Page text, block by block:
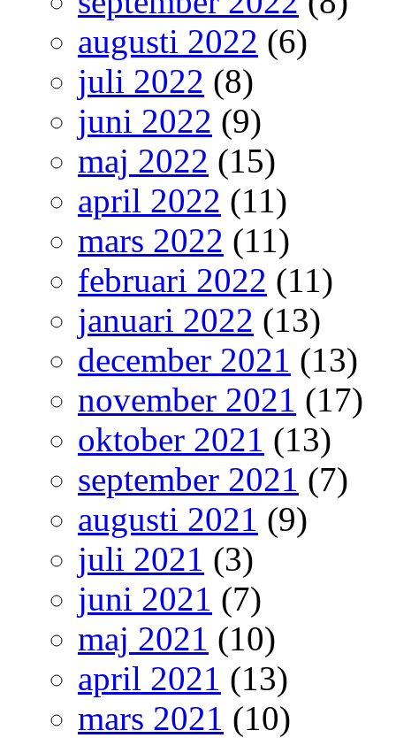
augusti 2022 (6)
juli 2022 (8)
juni 2022 (9)
maj 2022 (15)
april 2022 (11)
mars 2022 (11)
februari 2022 (11)
januari 2022 (13)
december 2021 (13)
november 2021 (17)
oktober 2021 (13)
september 2021 (7)
augusti 2021 (9)
juli 2021 (3)
juni 2021 (7)
maj 2021 (10)
april 2021 (13)
mars 2021 (10)